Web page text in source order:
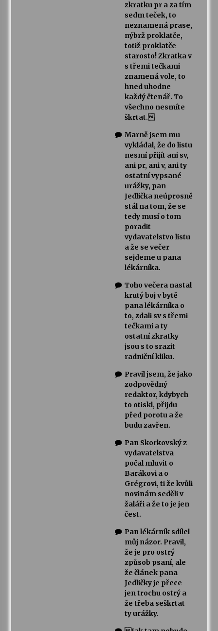
zkratku pr a za tím
sedm teček, to
neznamená prase,
nýbrž proklatče,
totiž proklatče
starosto! Zkratka v
s třemi tečkami
znamená vole, to
hned uhodne
každý čtenář. To
všechno nesmíte
škrtat.
Marně jsem mu
vykládal, že do listu
nesmí přijít ani sv,
ani pr, ani v, ani ty
ostatní vypsané
urážky, pan
Jedlička neúprosně
stál na tom, že se
tedy musí o tom
poradit
vydavatelstvo listu
a že se večer
sejdeme u pana
lékárníka.
Toho večera nastal
krutý boj v bytě
pana lékárníka o
to, zdali sv s třemi
tečkami a ty
ostatní zkratky
jsou s to srazit
radniční kliku.
Pravil jsem, že jako
zodpovědný
redaktor, kdybych
to otiskl, přijdu
před porotu a že
budu zavřen.
Pan Skorkovský z
vydavatelstva
počal mluvit o
Barákovi a o
Grégrovi, ti že kvůli
novinám seděli v
žaláři a že to je jen
čest.
Pan lékárník sdílel
můj názor. Pravil,
že je pro ostrý
způsob psaní, ale
že článek pana
Jedličky je přece
jen trochu ostrý a
že třeba seškrtat
ty urážky.